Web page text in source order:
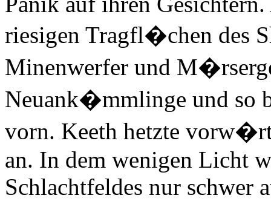
riesigen Tragfl�chen des
Minenwerfer und
Neuank�mmlinge und so
vorn. Keeth hetzte
an. In dem wenigen Licht
Schlachtfeldes nur schwer